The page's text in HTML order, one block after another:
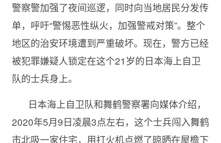
警察警加强了夜间巡逻，同时向当地居民分发传
单，呼吁“警惕恶性纵火，加强警戒对策”。整个
地区的治安环境遭到严重破坏。现在，警方已经
被犯罪嫌疑人锁定在这个21岁的日本海上自卫
队的士兵身上。
日本海上自卫队和舞鹤警察署向媒体介绍，
2020年5月9日凌晨3点左右，这个士兵闯入舞鹤
市北吸一家住宅，用打火机点燃了晾晒在屋檐下